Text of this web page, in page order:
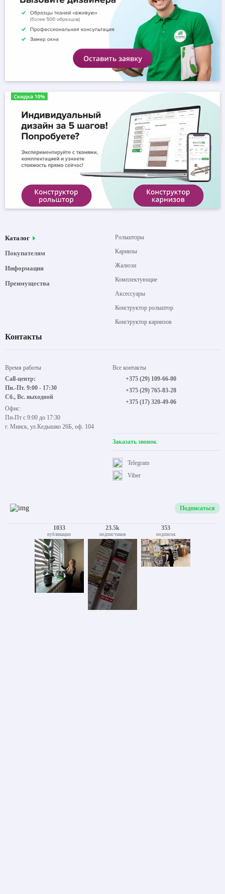
Каталог
Покупателям
Информация
Преимущества
Рольшторы
Карнизы
Жалюзи
Комплектующие
Аксессуары
Конструктор рольштор
Конструктор карнизов
Контакты
Время работы
Call-центр:
Пн.-Пт. 9:00 - 17:30
Сб., Вс. выходной
Офис:
Пн-Пт с 9:00 до 17:30
г. Минск, ул.Кедышко 26Б, оф. 104
Все контакты
+375 (29) 109-66-00
+375 (29) 765-83-28
+375 (17) 320-49-06
Заказать звонок
Viber
Telegram
Подписаться
1033
публикации
23.5k
подписчиков
353
подписок